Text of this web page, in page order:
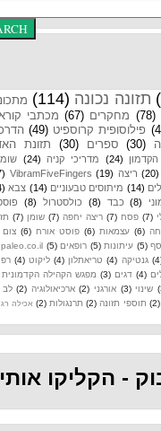
(114) מתכונים
(67) מכתבי קוראים
(49) הדרכות
(30)
תזונת האדם
קניה (24)
שומנים
VibramFiveFingers
(17)
טבעוניים (14) צבא (14)
כולסטרול (8)
פוסטים
יחפה (7) שומן (7)
תזונת
פוסט אורח (6) צום (6)
רופאים (5)
paleo.co.il
(4)
(4) ליקוט (4) רפואה
הקהילה הקדמונית
(3)
(2) ארכיאולוגיה (2) לב (2)
תרנגולות (2) אכילה רגשית
אותי